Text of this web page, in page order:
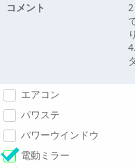
コメント
エアコン
パワステ
パワーウインドウ
電動ミラー